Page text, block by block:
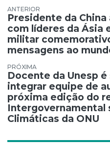
Navegação
Presidente da
com líderes da Ásia
militar
mensagens ao
Docente da Unesp
integrar equipe de
próxima edição do
Intergovernamental
Climáticas da ONU